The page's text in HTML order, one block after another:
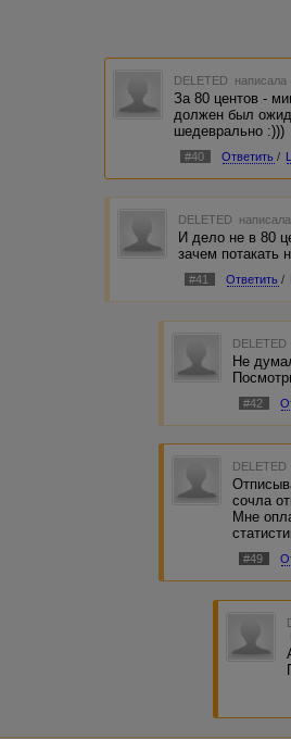
DELETED
За 80 центов -
должен был
шедеврально :)))
#40 Ответить /
DELETED
И дело не в 80
зачем потакать
#41 Ответить /
DELETED
Не
#42
DELETED
сочла
Мне
#49